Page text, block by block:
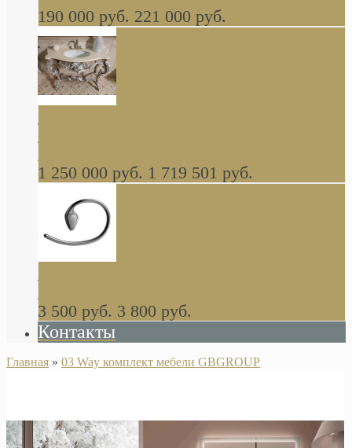
190 000 руб. 221 000 руб.
стиле барокко, из массива дерева, светло
коричневый матовый окрас + серебро
1 250 000 руб. 1 719 501 руб.
Khala Colombo аксессуары (серия) В
НАЛИЧИИ
3 500 руб. 3 800 руб.
Контакты
Главная » 03 Way комплект мебели GBGROUP